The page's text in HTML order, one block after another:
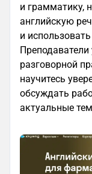
и грамматику,
английскую
и
разговорной
научитесь
обсуждать
актуальные